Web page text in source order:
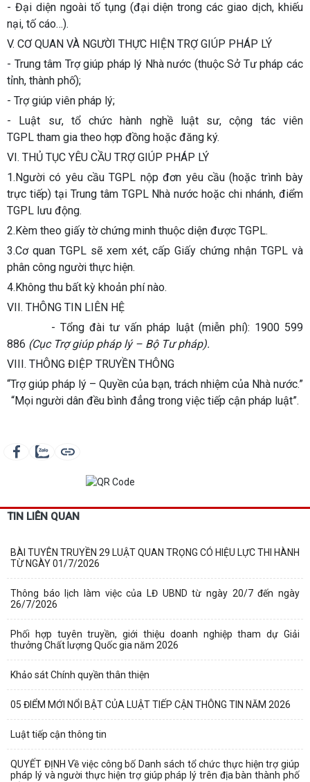
- Đại diện ngoài tố tụng (đại diện trong các giao dịch, khiếu
nại, tố cáo…).
V. CƠ QUAN VÀ NGƯỜI THỰC HIỆN TRỢ GIÚP PHÁP LÝ
- Trung tâm Trợ giúp pháp lý Nhà nước (thuộc Sở Tư pháp các
tỉnh, thành phố);
- Trợ giúp viên pháp lý;
- Luật sư, tổ chức hành nghề luật sư, cộng tác viên
TGPL tham gia theo hợp đồng hoặc đăng ký.
VI. THỦ TỤC YÊU CẦU TRỢ GIÚP PHÁP LÝ
1.Người có yêu cầu TGPL nộp đơn yêu cầu (hoặc trình bày
trực tiếp) tại Trung tâm TGPL Nhà nước hoặc chi nhánh, điểm
TGPL lưu động.
2.Kèm theo giấy tờ chứng minh thuộc diện được TGPL.
3.Cơ quan TGPL sẽ xem xét, cấp Giấy chứng nhận TGPL và
phân công người thực hiện.
4.Không thu bất kỳ khoản phí nào.
VII. THÔNG TIN LIÊN HỆ
- Tổng đài tư vấn pháp luật (miễn phí): 1900 599
886 (Cục Trợ giúp pháp lý – Bộ Tư pháp).
VIII. THÔNG ĐIỆP TRUYỀN THÔNG
“Trợ giúp pháp lý – Quyền của bạn, trách nhiệm của Nhà nước.”
“Mọi người dân đều bình đẳng trong việc tiếp cận pháp luật”.
TIN LIÊN QUAN
BÀI TUYÊN TRUYỀN 29 LUẬT QUAN TRỌNG CÓ HIỆU LỰC THI HÀNH
TỪ NGÀY 01/7/2026
Thông báo lịch làm việc của LĐ UBND từ ngày 20/7 đến ngày
26/7/2026
Phối hợp tuyên truyền, giới thiệu doanh nghiệp tham dự Giải
thưởng Chất lượng Quốc gia năm 2026
Khảo sát Chính quyền thân thiện
05 ĐIỂM MỚI NỔI BẬT CỦA LUẬT TIẾP CẬN THÔNG TIN NĂM 2026
Luật tiếp cận thông tin
QUYẾT ĐỊNH Về việc công bố Danh sách tổ chức thực hiện trợ giúp
pháp lý và người thực hiện trợ giúp pháp lý trên địa bàn thành phố